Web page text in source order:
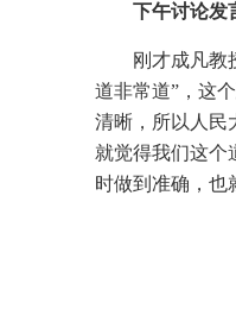
下午讨论发
刚才成凡教
道非常道”，这
清晰，所以人民
就觉得我们这个
时做到准确，也